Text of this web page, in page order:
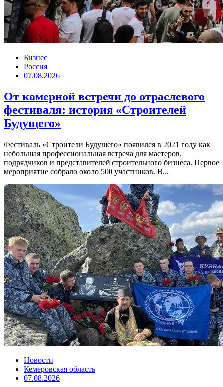
Бизнес
Россия
07.08.2026
От камерной встречи до отраслевого
фестиваля: история «Строителей
Будущего»
Фестиваль «Строители Будущего» появился в 2021 году как
небольшая профессиональная встреча для мастеров,
подрядчиков и представителей строительного бизнеса. Первое
мероприятие собрало около 500 участников. В...
Новости
Кемеровская область
07.08.2026